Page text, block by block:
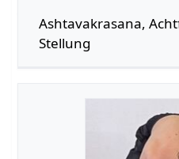
Ashtavakrasana,
Stellung